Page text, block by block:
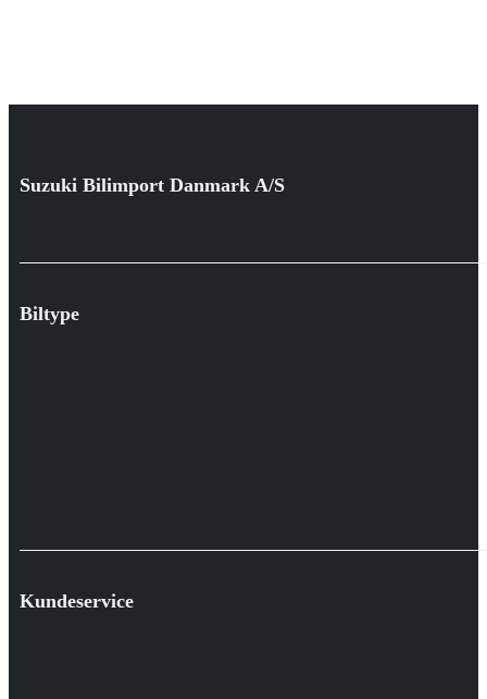
Suzuki Bilimport Danmark A/S
Biltype
Kundeservice